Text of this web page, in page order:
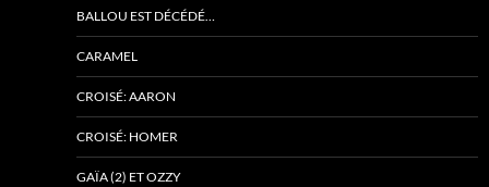
BALLOU EST DÉCÉDÉ…
CARAMEL
CROISÉ: AARON
CROISÉ: HOMER
GAÏA (2) ET OZZY